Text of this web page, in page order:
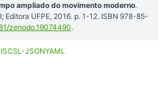
ampliado do movimento moderno.
Editora UFPE, 2016. p. 1-12. ISBN 978-85-
zenodo.19074490.
CSL-JSONYAML